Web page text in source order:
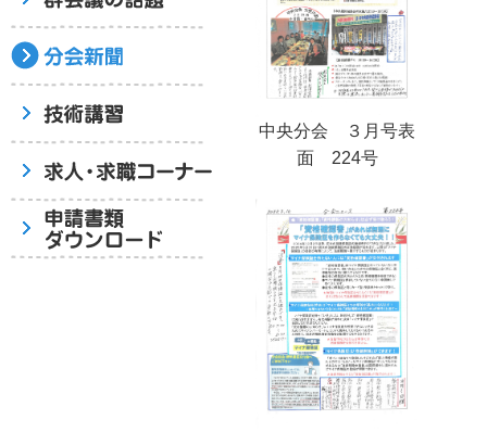
中央分会 ３月号表
面 224号